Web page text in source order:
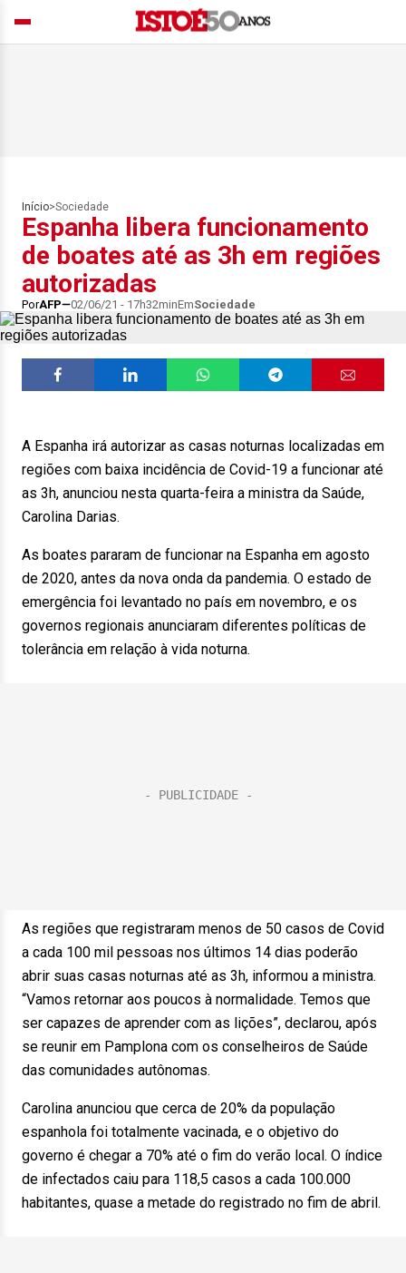
Início>Sociedade
Espanha libera funcionamento
de boates até as 3h em regiões
autorizadas
PorAFP 02/06/21 - 17h32minEmSociedade
A Espanha irá autorizar as casas noturnas localizadas em
regiões com baixa incidência de Covid-19 a funcionar até
as 3h, anunciou nesta quarta-feira a ministra da Saúde,
Carolina Darias.
As boates pararam de funcionar na Espanha em agosto
de 2020, antes da nova onda da pandemia. O estado de
emergência foi levantado no país em novembro, e os
governos regionais anunciaram diferentes políticas de
tolerância em relação à vida noturna.
As regiões que registraram menos de 50 casos de Covid
a cada 100 mil pessoas nos últimos 14 dias poderão
abrir suas casas noturnas até as 3h, informou a ministra.
“Vamos retornar aos poucos à normalidade. Temos que
ser capazes de aprender com as lições”, declarou, após
se reunir em Pamplona com os conselheiros de Saúde
das comunidades autônomas.
Carolina anunciou que cerca de 20% da população
espanhola foi totalmente vacinada, e o objetivo do
governo é chegar a 70% até o fim do verão local. O índice
de infectados caiu para 118,5 casos a cada 100.000
habitantes, quase a metade do registrado no fim de abril.